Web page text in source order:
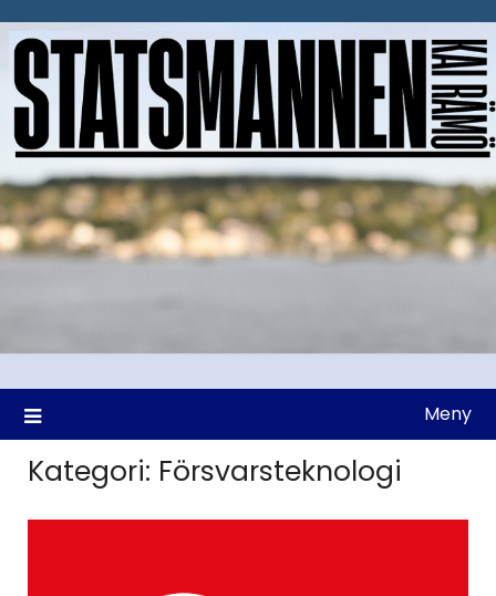
till
Meny
Kategori: Försvarsteknologi